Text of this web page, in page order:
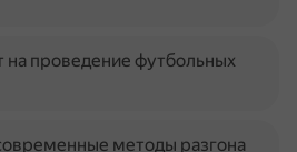
на проведение футбольных
методы разгона